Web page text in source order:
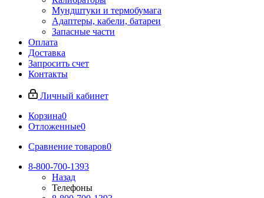
Мундштуки и термобумага
Адаптеры, кабели, батареи
Запасные части
Оплата
Доставка
Запросить счет
Контакты
Личный кабинет
Корзина0
Отложенные0
Сравнение товаров0
8-800-700-1393
Назад
Телефоны